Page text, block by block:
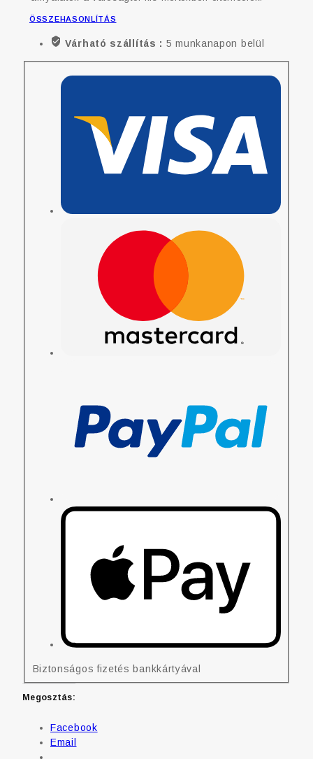
ÖSSZEHASONLÍTÁS
Várható szállítás : 5 munkanapon belül
Biztonságos fizetés bankkártyával
Megosztás:
Facebook
Email